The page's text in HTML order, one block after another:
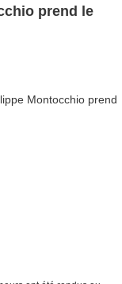
prend le